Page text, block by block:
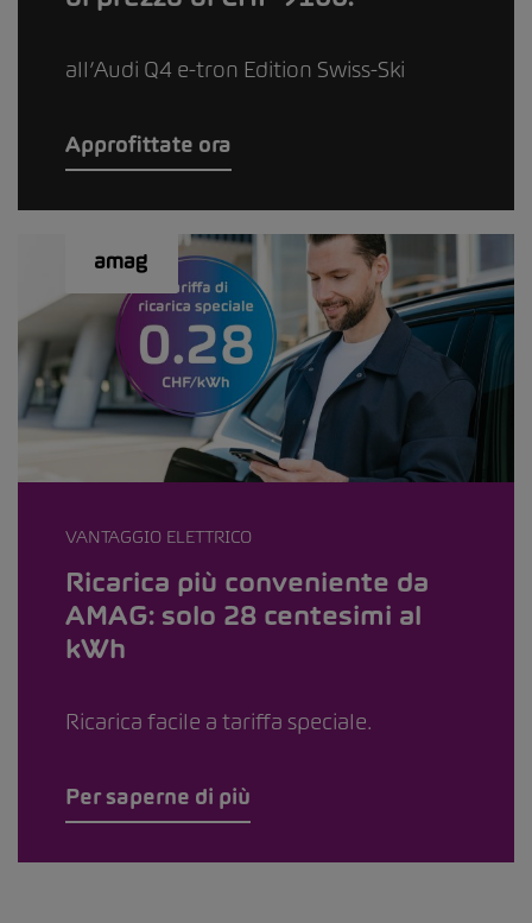
all’Audi Q4 e-tron Edition Swiss-Ski
Approfittate ora
VANTAGGIO ELETTRICO
Ricarica più conveniente da
AMAG: solo 28 centesimi al
kWh
Ricarica facile a tariffa speciale.
Per saperne di più